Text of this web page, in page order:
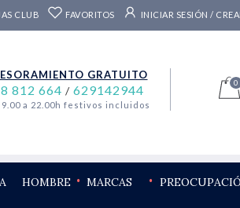
CLUB FAVORITOS INICIAR SESIÓN /
GRATUITO
812 664 / 629142944
9.00 a 22.00h festivos incluidos
0
HOMBRE MARCAS